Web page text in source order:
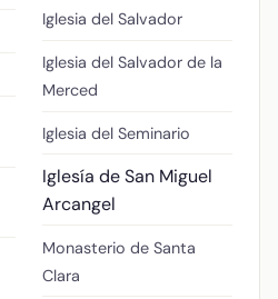
Iglesia del Salvador
Iglesia del Salvador de la
Merced
Iglesia del Seminario
Iglesía de San Miguel
Arcangel
Monasterio de Santa
Clara